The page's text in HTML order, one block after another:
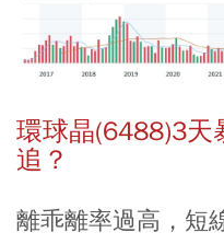
環球晶(6488)3天
追？
離乖離率過高，短